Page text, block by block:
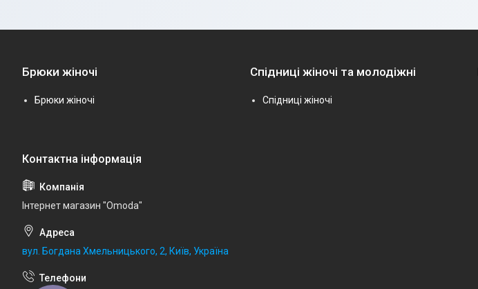
Брюки жіночі
Брюки жіночі
Спідниці жіночі та молодіжні
Спідниці жіночі
Інтернет магазин "Omoda"
вул. Богдана Хмельницького, 2, Київ, Україна